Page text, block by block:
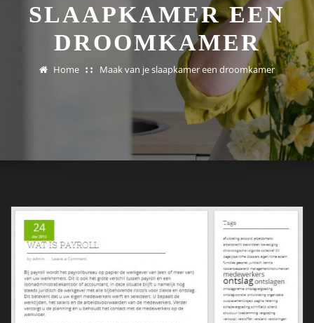
SLAAPKAMER EEN
DROOMKAMER
Home Maak van je slaapkamer een droomkamer